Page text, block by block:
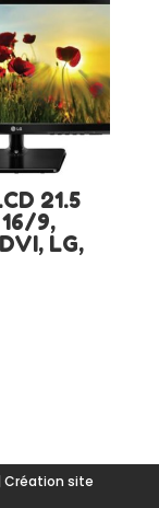
21.5
16/9,
LG,
Création site